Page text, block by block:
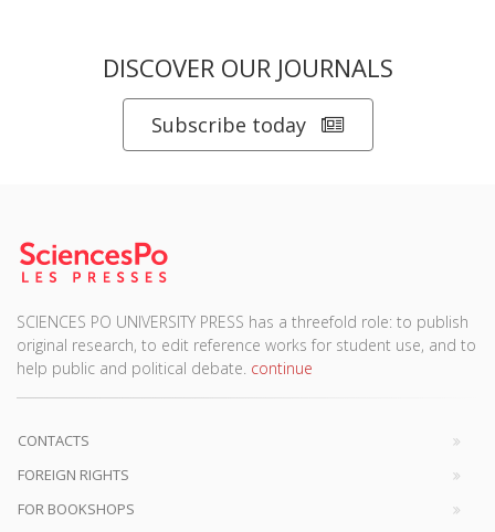
DISCOVER OUR JOURNALS
Subscribe today
SCIENCES PO UNIVERSITY PRESS has a threefold role: to publish
original research, to edit reference works for student use, and to
help public and political debate. continue
CONTACTS
FOREIGN RIGHTS
FOR BOOKSHOPS